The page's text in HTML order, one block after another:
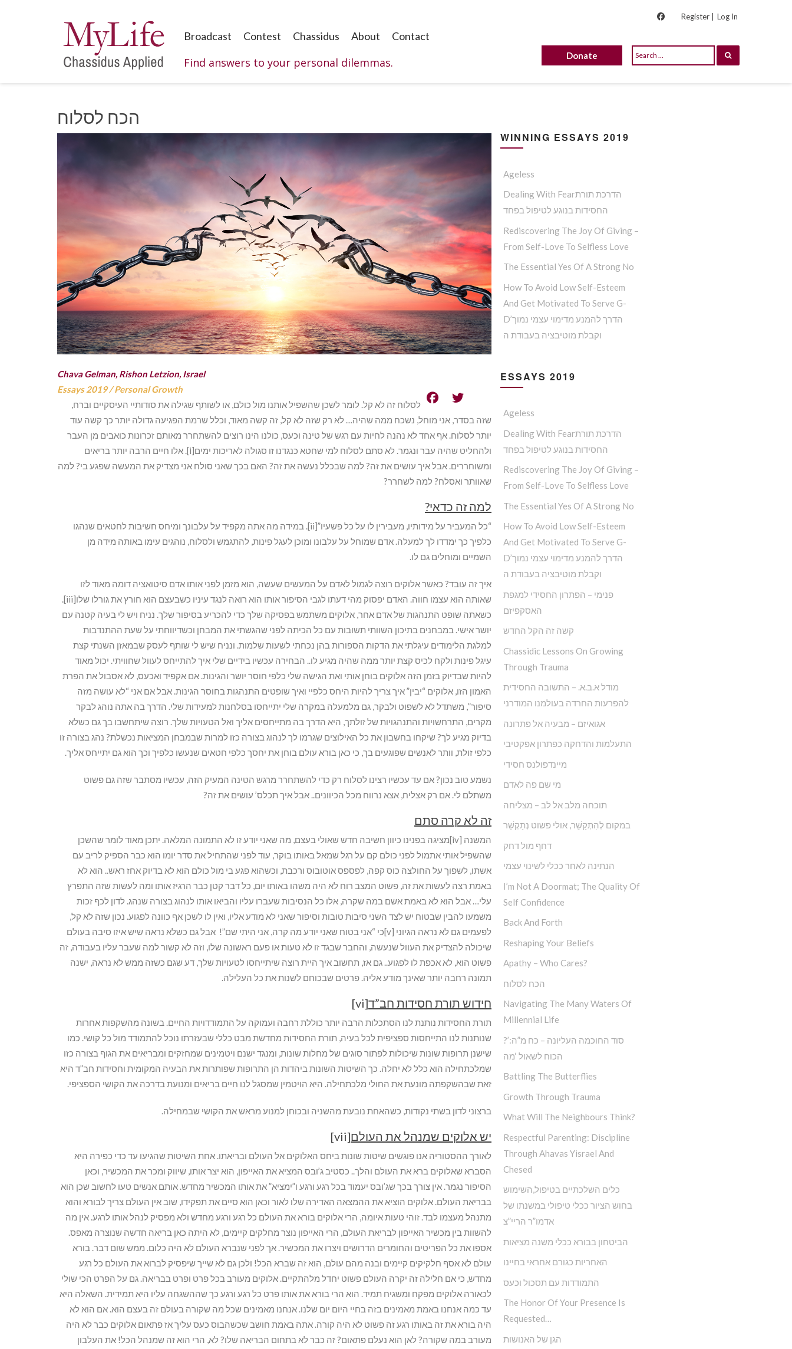
Register | Log In
Broadcast Contest Chassidus About Contact
Find answers to your personal dilemmas. Donate
הכח לסלוח
Chava Gelman, Rishon Letzion, Israel
Essays 2019/Personal Growth
לסלוח זה לא קל. לומר לשכן שהשפיל אותנו מול כולם, או לשותף שגילה את סודותיי העיסקיים וברח,
שזה בסדר, אני מוחל, נשכח ממה שהיה… לא רק שזה לא קל, זה קשה מאוד, וכלל שרמת הפגיעה גדולה יותר כך קשה עוד
יותר לסלוח. אף אחד לא נהנה לחיות עם רגש של טינה וכעס, כולנו הינו רוצים להשתחרר מאותם זכרונות כואבים מן העבר
ולהחליט שהיה עבר ונגמר. לא סתם לסלוח למי שחטא כנגדנו זו סגולה לאריכות ימים[i]. אלו חיים הרבה יותר בריאים
ומשוחררים. אבל איך עושים את זה? למה שבכלל נעשה את זה? האם בכך שאני סולח אני מצדיק את המעשה שפגע בי? למה
שאוותר ואסלח? למה לשחרר?
למה זה כדאי?
“כל המעביר על מידותיו, מעבירין לו על כל פשעיו”[ii]. במידה מה אתה מקפיד על עלבונך ומיחס חשיבות לחטאים שנהגו
כלפיך כך ימדדו לך למעלה. אדם שמוחל על עלבונו ומוכן לעגל פינות, להתגמש ולסלוח, נוהגים עימו באותה מידה מן
השמיים ומוחלים גם לו.
איך זה עובד? כאשר אלוקים רוצה לגמול לאדם על המעשים שעשה, הוא מזמן לפני אותו אדם סיטואציה דומה מאוד לזו
שאותה הוא עצמו חווה. האדם יפסוק מהי דעתו לגבי הסיפור אותו הוא רואה לנגד עיניו כשבעצם הוא חורץ את גורלו שלו[iii].
כשאתה שופט התנהגות של אדם אחר, אלוקים משתמש בפסיקה שלך כדי להכריע בסיפור שלך. נניח ויש לי בעיה קטנה עם
יושר אישי. במבחנים בתיכון השוותי תשובות עם כל הכיתה לפני שהגשתי את המבחן וכשדיווחתי על שעת ההתנדבות
למלגת הלימודים עיגלתי את הדקות הספורות בהן נכחתי לשעות שלמות. ונניח שיש לי שותף לעסק שבמאזן השנתי קצת
עיגל פינות ולקח לכיס קצת יותר ממה שהיה מגיע לו.. הבחירה עכשיו בידיים שלי איך להתייחס לעוול שחוויתי. יכול מאוד
להיות שבדיוק בזמן הזה אלוקים בוחן אותי ואת הגישה שלי כלפי חוסר יושר והגינות. אם אקפיד ואכעס, לא אסבול את הפרת
האמון הזו, אלוקים “יבין” איך צריך להיות היחס כלפיי ואיך שופטים התנהגות בחוסר הגינות. אבל אם אני “לא עושה מזה
סיפור”, משתדל לא לשפוט ולבקר, גם מלמעלה במקרה שלי יתייחסו בסלחנות למעידות שלי. הדרך בה אתה נוהג לבקר
מקרים, התרחשויות והתנהגויות של זולתך, היא הדרך בה מתייחסים אליך ואל הטעויות שלך. רוצה שיתחשבו בך גם כשלא
בדיוק מגיע לך? שיקחו בחשבון את כל האילוצים שגרמו לך לנהוג בצורה כזו למרות שבמבחן המציאות נכשלת? נהג בצורה זו
כלפי זולת, וותר לאנשים שפוגעים בך, כי כאן בורא עולם בוחן את יחסך כלפי חטאים שנעשו כלפיך וכך הוא גם יתייחס אליך.
נשמע טוב נכון? אם עד עכשיו רצינו לסלוח רק כדי להשתחרר מרגש הטינה המעיק הזה, עכשיו מסתבר שזה גם פשוט
משתלם לי. אם רק אצליח, אצא נרווח מכל הכיוונים.. אבל איך תכלס’ עושים את זה?
זה לא קרה סתם
המשנה [iv]מציגה בפנינו כיוון חשיבה חדש שאולי בעצם, מה שאני יודע זו לא התמונה המלאה. יתכן מאוד לומר שהשכן
שהשפיל אותי אתמול לפני כולם קם על רגל שמאל באותו בוקר, עוד לפני שהתחיל את סדר יומו הוא כבר הספיק לריב עם
אשתו, לשפוך על החולצה כוס קפה, לפספס אוטובוס ורכבת, וכשהוא פגע בי מול כולם הוא לא בדיוק אחז ראש.. הוא לא
באמת רצה לעשות את זה, פשוט המצב רוח לא היה משהו באותו יום, כל דבר קטן כבר הרגיז אותו ומה לעשות שזה התפרץ
עלי… אבל הוא לא באמת אשם במה שקרה, אלו כל הנסיבות שעברו עליו והביאו אותו לנהוג בצורה שנהג. לדון לכף זכות
משמעו להבין שבטוח יש לצד השני סיבות טובות וסיפור שאני לא מודע אליו, ואין לו לשכן אף כוונה לפגוע. נכון שזה לא קל,
לפעמים גם לא נראה הגיוני [v]כי “אני בטוח שאני יודע מה קרה, אני היתי שם”! אבל גם כשלא נראה שיש איזו סיבה בעולם
שיכולה להצדיק את העוול שנעשה, והחבר שבגד זו לא טעות או פעם ראשונה שלו, וזה לא קשור למה שעבר עליו בעבודה, זה
פשוט הוא, לא אכפת לו לפגוע.. גם אז, תחשוב איך היית רוצה שיתייחסו לטעויות שלך, דע שגם כשזה ממש לא נראה, ישנה
תמונה רחבה יותר שאינך מודע אליה. פרטים שבכוחם לשנות את כל העלילה.
חידוש תורת חסידות חב”ד[vi]
תורת החסידות נותנת לנו הסתכלות הרבה יותר כוללת רחבה ועמוקה על התמודדויות החיים. בשונה מהשקפות אחרות
שנותנות לנו התייחסות ספציפית לכל בעיה, תורת החסידות מחדשת מבט כללי שבעזרתו נוכל להתמודד מול כל קושי. כמו
שישנן תרופות שונות שיכולות לפתור סוגים של מחלות שונות, ומנגד ישנם ויטמינים שמחזקים ומבריאים את הגוף בצורה כזו
שמלכתחילה הוא כלל לא יחלה. כך השיטות השונות ביהדות הן התרופות שפותרות את הבעיה המקומית וחסידות חב”ד היא
זאת שבהשקפתה מונעת את החולי מלכתחילה. היא הויטמין שמסגל לנו חיים בריאים ומנועת בדרכה את הקושי הספציפי.
ברצוני לדון בשתי נקודות, כשהאחת נובעת מהשניה ובכוחן למנוע מראש את הקושי שבמחילה.
יש אלוקים שמנהל את העולם[vii]
לאורך ההסטוריה אנו פוגשים שיטות שונות ביחס האלוקים אל העולם ובריאתו. אחת השיטות שהגיעו עד כדי כפירה היא
הסברא שאלוקים ברא את העולם והלך.. כסטיב ג’ובס המציא את האייפון, הוא יצר אותו, שיווק ומכר את המכשיר, וכאן
הסיפור נגמר. אין צורך בכך שג’ובס יעמוד בכל רגע ורגע ו”ימציא” את אותו המכשיר מחדש. אותם אנשים טעו לחשוב שכן הוא
בבריאת העולם. אלוקים הוציא את ההמצאה האדירה שלו לאור וכאן הוא סיים את תפקידו, שוב אין העולם צריך לבורא והוא
מתנהל מעצמו לבד. זוהי טעות איומה, הרי אלוקים בורא את העולם כל רגע ורגע מחדש ולא מפסיק לנהל אותו לרגע. אין מה
להשוות בין מכשיר האייפון לבריאת העולם, הרי האייפון נוצר מחלקים קיימים, לא היתה כאן בריאה חדשה שנוצרה מאפס.
אספו את כל הפריטים והחומרים הדרושים ויצרו את המכשיר. אך לפני שנברא העולם לא היה כלום. ממש שום דבר. בורא
עולם לא אסף חלקיקים קיימים ובנה מהם עולם, הוא זה שברא הכל! ולכן גם לא שייך שיפסיק לברוא את העולם כל רגע
מחדש, כי אם חלילה זה יקרה העולם פשוט יחדל מלהתקיים. אלוקים מעורב בכל פרט ופרט בבריאה. גם על הפרט הכי שולי
לכאורה אלוקים מפקח ומשגיח תמיד. הוא הרי בורא את אותו פרט כל רגע ורגע כך שההשגחה עליו היא תמידית. השאלה היא
עד כמה אנחנו באמת מאמינים בזה בחיי היום יום שלנו. אנחנו מאמינים שכל מה שקורה בעולם זה בעצם הוא. אם הוא לא
היה בורא את זה באותו רגע זה פשוט לא היה קורה. אתה באמת חושב שכשהבוס כעס עליך אז פתאום אלוקים כבר לא היה
מעורב במה שקורה? לאן הוא נעלם פתאום? זה כבר לא בתחום הבריאה שלו? לא, הרי הוא זה שמנהל הכל! את העלבון
WINNING ESSAYS 2019
Ageless
Dealing With Fearהדרכת תורת
החסידות בנוגע לטיפול בפחד
Rediscovering The Joy Of Giving –
From Self-Love To Selfless Love
The Essential Yes Of A Strong No
How To Avoid Low Self-Esteem
And Get Motivated To Serve G-
D’הדרך להמנע מדימוי עצמי נמוך
וקבלת מוטיבציה בעבודת ה
ESSAYS 2019
Ageless
Dealing With Fearהדרכת תורת
החסידות בנוגע לטיפול בפחד
Rediscovering The Joy Of Giving –
From Self-Love To Selfless Love
The Essential Yes Of A Strong No
How To Avoid Low Self-Esteem
And Get Motivated To Serve G-
D’הדרך להמנע מדימוי עצמי נמוך
וקבלת מוטיבציה בעבודת ה
פנימי – הפתרון החסידי למגפת
האסקפיזם
קשה זה הקל החדש
Chassidic Lessons On Growing
Through Trauma
מודל א.ב.א. – התשובה החסידית
להפרעות החרדה בעולמנו המודרני
אגואיזם – מבעיה אל פתרונה
התעלמות והדחקה כפתרון אפקטיבי
מיינדפולנס חסידי
מי שם פה לאדם
תוכחה מלב אל לב – מצליחה
במקום לְהִתְקַשֵׁ‏‏‏‏‏‏‏‏‏‏‏‏‏‏‏‏‏‏‏‏‏‏‏‏‏ר, אולי פשוט נְתַקְשֵׁר
דחף מול דחק
הנתינה לאחר ככלי לשינוי עצמי
I’m Not A Doormat; The Quality Of
Self Confidence
Back And Forth
Reshaping Your Beliefs
Apathy – Who Cares?
הכח לסלוח
Navigating The Many Waters Of
Millennial Life
?’סוד החוכמה העליונה – כח מ”ה:
הכוח לשאול ‘מה
Battling The Butterflies
Growth Through Trauma
What Will The Neighbours Think?
Respectful Parenting: Discipline
Through Ahavas Yisrael And
Chesed
כלים השלכתיים בטיפול,השימוש
בחוש הציור ככלי טיפולי במשנתו של
אדמו”ר הריי”צ
הביטחון בבורא ככלי משנה מציאות
האחריות כגורם אחראי בחיינו
התמודדות עם תסכול וכעס
The Honor Of Your Presence Is
Requested…
הגן של האנושות